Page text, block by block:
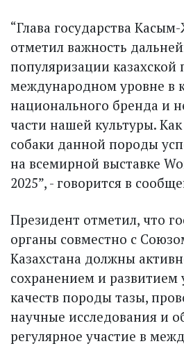
“Глава государства
отметил важность
популяризации
международном уровне в
национального бренда и
части нашей культуры.
собаки данной породы
на всемирной выставке
2025”, - говорится в
Президент отметил, что
органы совместно с
Казахстана должны
сохранением и развитием
качеств породы тазы,
научные исследования и
регулярное участие в